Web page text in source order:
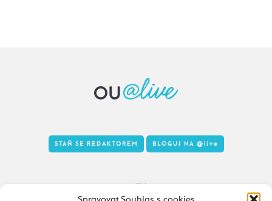
Tady to taky žije
STAŇ SE REDAKTOREM BLOGUJ NA @live